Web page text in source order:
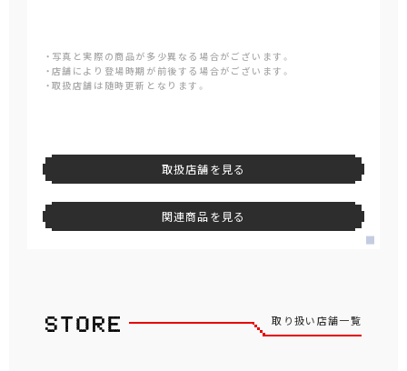
・写真と実際の商品が多少異なる場合がございます。
・店舗により登場時期が前後する場合がございます。
・取扱店舗は随時更新となります。
取扱店舗を見る
関連商品を見る
取り扱い店舗一覧